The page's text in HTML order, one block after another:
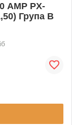
AMP PX-
Група В